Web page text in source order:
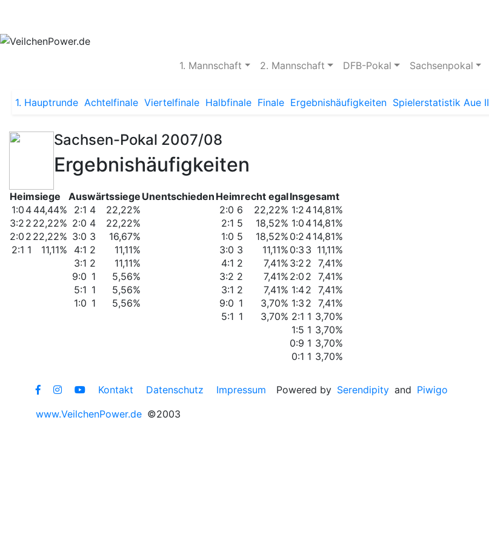
1. Mannschaft 2. Mannschaft DFB-Pokal Sachsenpokal
1. Hauptrunde Achtelfinale Viertelfinale Halbfinale Finale Ergebnishäufigkeiten Spielerstatistik Aue II
Sachsen-Pokal 2007/08
Ergebnishäufigkeiten
Heimsiege
1:0 4 44,44%
3:2 2 22,22%
2:0 2 22,22%
2:1 1 11,11%
Auswärtssiege
2:1 4
22,22%
2:0 4
22,22%
3:0 3
16,67%
4:1 2
11,11%
3:1 2
11,11%
9:0 1
5,56%
5:1 1
5,56%
1:0 1 5,56%
Unentschieden Heimrecht egal
2:0 6
22,22%
2:1 5
18,52%
1:0 5
18,52%
3:0 3
11,11%
4:1 2
7,41%
3:2 2
7,41%
3:1 2
7,41%
9:0 1
3,70%
5:1 1 3,70%
Insgesamt
1:2 414,81%
1:0 414,81%
0:2 414,81%
0:3 3 11,11%
3:2 2 7,41%
2:0 2 7,41%
1:42 7,41%
1:3 2 7,41%
2:1 1 3,70%
1:5 1 3,70%
0:9 1 3,70%
0:1 1 3,70%
Kontakt Datenschutz Impressum Powered by Serendipity and Piwigo
www.VeilchenPower.de ©2003